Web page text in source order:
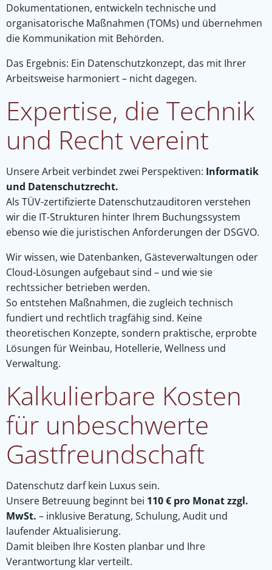
Dokumentationen, entwickeln technische und
organisatorische Maßnahmen (TOMs) und übernehmen
die Kommunikation mit Behörden.
Das Ergebnis: Ein Datenschutzkonzept, das mit Ihrer
Arbeitsweise harmoniert – nicht dagegen.
Expertise, die Technik
und Recht vereint
Unsere Arbeit verbindet zwei Perspektiven: Informatik
und Datenschutzrecht.
Als TÜV-zertifizierte Datenschutzauditoren verstehen
wir die IT-Strukturen hinter Ihrem Buchungssystem
ebenso wie die juristischen Anforderungen der DSGVO.
Wir wissen, wie Datenbanken, Gästeverwaltungen oder
Cloud-Lösungen aufgebaut sind – und wie sie
rechtssicher betrieben werden.
So entstehen Maßnahmen, die zugleich technisch
fundiert und rechtlich tragfähig sind. Keine
theoretischen Konzepte, sondern praktische, erprobte
Lösungen für Weinbau, Hotellerie, Wellness und
Verwaltung.
Kalkulierbare Kosten
für unbeschwerte
Gastfreundschaft
Datenschutz darf kein Luxus sein.
Unsere Betreuung beginnt bei 110 € pro Monat zzgl.
MwSt. – inklusive Beratung, Schulung, Audit und
laufender Aktualisierung.
Damit bleiben Ihre Kosten planbar und Ihre
Verantwortung klar verteilt.